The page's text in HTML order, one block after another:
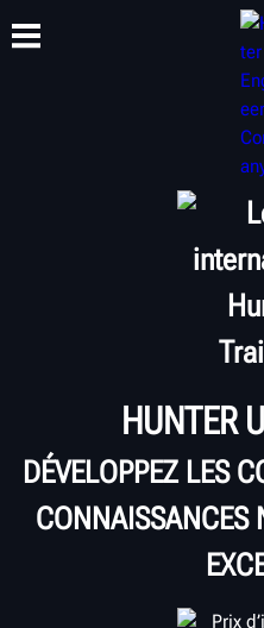
HUNTER
DÉVELOPPEZ LES
CONNAISSANCES